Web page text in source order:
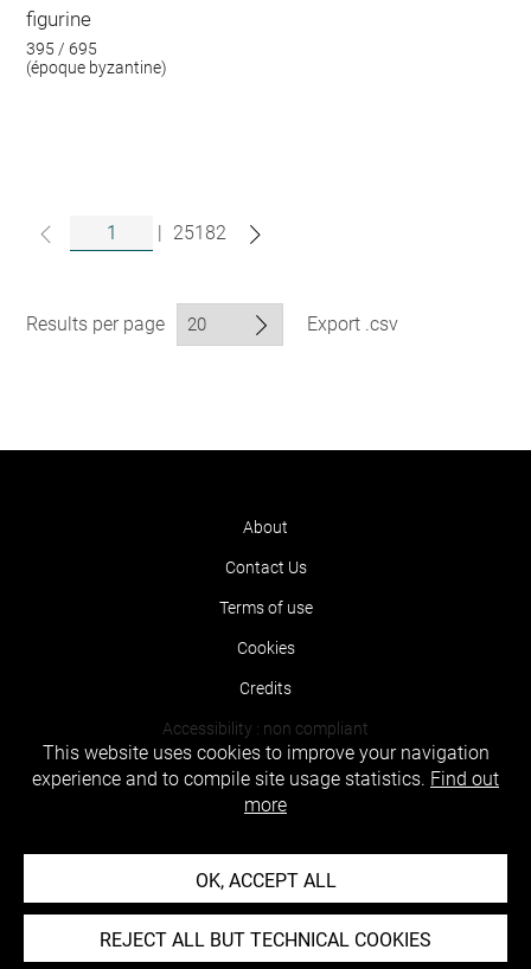
figurine
395 / 695
(époque byzantine)
| 25182
Results per page Export .csv
About
Contact Us
Terms of use
Cookies
Credits
Accessibility : non compliant
This website uses cookies to improve your navigation
experience and to compile site usage statistics. Find out
more
OK, ACCEPT ALL
REJECT ALL BUT TECHNICAL COOKIES